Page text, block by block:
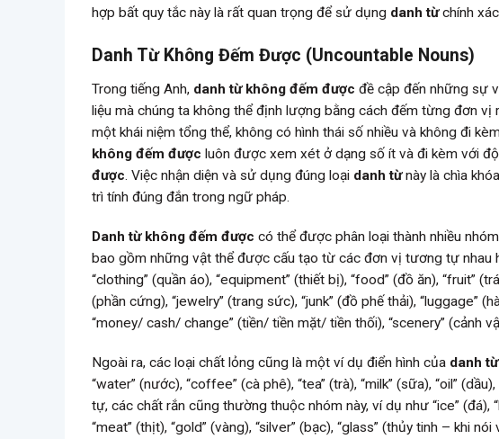
hợp bất quy tắc này là rất quan trọng để sử dụng danh từchính
Danh Từ Không Đếm Được (Uncountable Nouns)
Trong tiếng Anh, danh từ không đếm được đề cập đến những sự
liệu mà chúng ta không thể định lượng bằng cách đếm từng đơn
một khái niệm tổng thể, không có hình thái số nhiều và không đi
không đếm được luôn được xem xét ở dạng số ít và đi kèm với
được . Việc nhận diện và sử dụng đúng loại danh từnày là chìa
trì tính đúng đắn trong ngữ pháp.
Danh từ không đếm được có thể được phân loại thành nhiều
bao gồm những vật thể được cấu tạo từ các đơn vị tương tự nhau
“clothing” (quần áo), “equipment” (thiết bị), “food” (đồ ăn), “fruit”
(phần cứng), “jewelry” (trang sức), “junk” (đồ phế thải), “luggage”
“money/ cash/ change” (tiền/ tiền mặt/ tiền thối), “scenery” (cảnh
Ngoài ra, các loại chất lỏng cũng là một ví dụ điển hình của danh
“water” (nước), “coffee” (cà phê), “tea” (trà), “milk” (sữa), “oil”
tự, các chất rắn cũng thường thuộc nhóm này, ví dụ như “ice” (đá),
“meat” (thịt), “gold” (vàng), “silver” (bạc), “glass” (thủy tinh – khi